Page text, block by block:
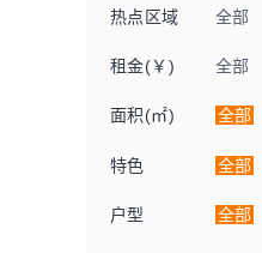
热点区域 全部
租金(￥) 全部
面积(㎡) 全部
特色 全部
户型 全部